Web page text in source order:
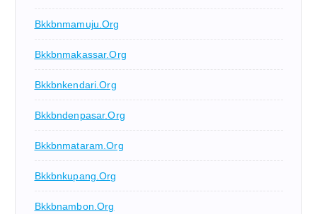
Bkkbnmamuju.org
Bkkbnmakassar.org
Bkkbnkendari.org
Bkkbndenpasar.org
Bkkbnmataram.org
Bkkbnkupang.org
Bkkbnambon.org